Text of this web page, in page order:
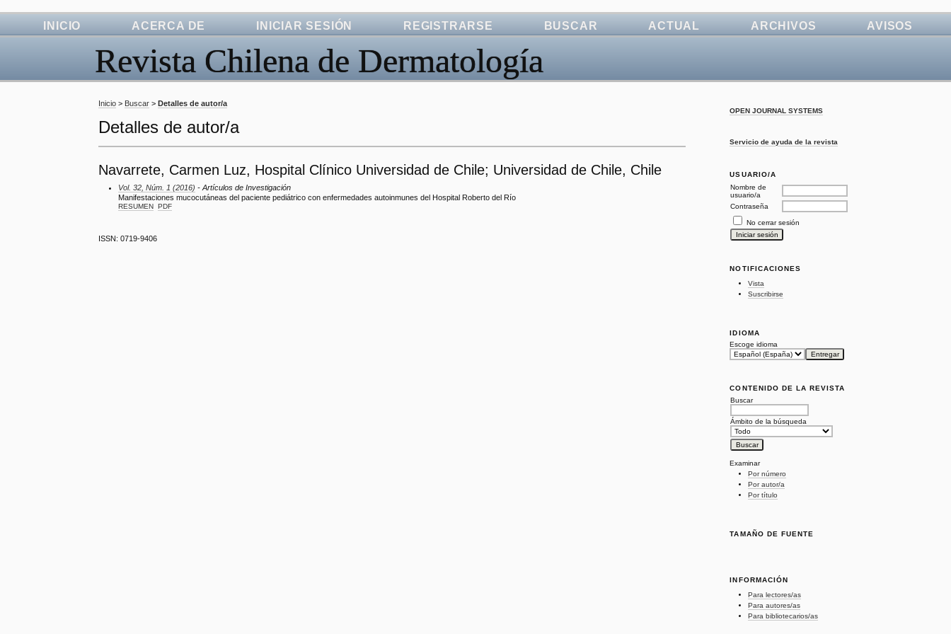
Revista Chilena de Dermatología
OPEN JOURNAL SYSTEMS
Servicio de ayuda de la revista
USUARIO/A
Nombre de
usuario/a
Contraseña
No cerrar sesión
NOTIFICACIONES
Vista
Suscribirse
IDIOMA
Escoge idioma
CONTENIDO DE LA REVISTA
Buscar
Ámbito de la búsqueda
Examinar
Por número
Por autor/a
Por título
TAMAÑO DE FUENTE
INFORMACIÓN
Para lectores/as
Para autores/as
Para bibliotecarios/as
INICIO ACERCA DE INICIAR SESIÓN REGISTRARSE BUSCAR ACTUAL ARCHIVOS AVISOS
Inicio > Buscar >Detalles de autor/a
Detalles de autor/a
Navarrete, Carmen Luz, Hospital Clínico Universidad de Chile; Universidad de Chile, Chile
Vol. 32, Núm. 1 (2016) - Artículos de Investigación
Manifestaciones mucocutáneas del paciente pediátrico con enfermedades autoinmunes del Hospital Roberto del Río
RESUMEN PDF
ISSN: 0719-9406